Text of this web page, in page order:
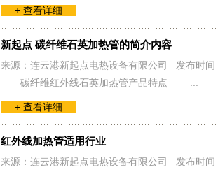
+ 查看详细
新起点 碳纤维石英加热管的简介内容
来源：连云港新起点电热设备有限公司 发布时间
碳纤维红外线石英加热管产品特点 ...
+ 查看详细
红外线加热管适用行业
来源：连云港新起点电热设备有限公司 发布时间